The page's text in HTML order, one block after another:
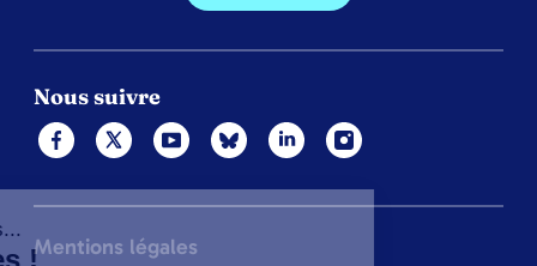
Nous suivre
Mentions légales